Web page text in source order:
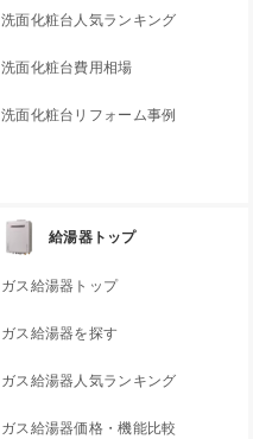
洗面化粧台人気ランキング
洗面化粧台費用相場
洗面化粧台リフォーム事例
給湯器トップ
ガス給湯器トップ
ガス給湯器を探す
ガス給湯器人気ランキング
ガス給湯器価格・機能比較